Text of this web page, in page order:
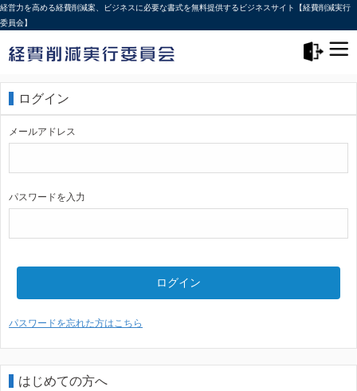
経営力を高める経費削減案、ビジネスに必要な書式を無料提供するビジネスサイト【経費削減実行
委員会】
ログイン
メールアドレス
パスワードを入力
ログイン
パスワードを忘れた方はこちら
はじめての方へ